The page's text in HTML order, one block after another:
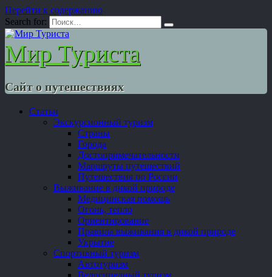
Перейти к содержанию
Search for:
Мир Туриста
Сайт о путешествиях
Статьи
Экскурсионный туризм
Страны
Города
Достопримечательности
Маршруты путешествий
Путешествия по России
Выживание в дикой природе
Медицинская помощь
Огонь, тепло
Ориентирование
Правила выживания в дикой природе
Укрытие
Спортивный туризм
Автотуризм
Велосипедный туризм